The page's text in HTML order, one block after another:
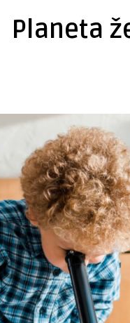
Planeta